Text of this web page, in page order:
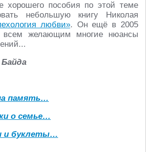
хорошего пособия по этой теме
небольшую книгу Николая
любви». Он ещё в 2005
всем желающим многие нюансы
память…
о семье…
и буклеты…